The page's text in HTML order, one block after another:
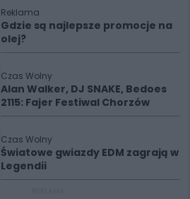
Reklama
Gdzie są najlepsze promocje na
olej?
Czas Wolny
Alan Walker, DJ SNAKE, Bedoes
2115: Fajer Festiwal Chorzów
Czas Wolny
Światowe gwiazdy EDM zagrają w
Legendii